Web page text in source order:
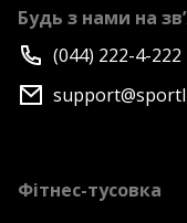
Будь з нами на
(044) 222-4-222
Фітнес-тусовка